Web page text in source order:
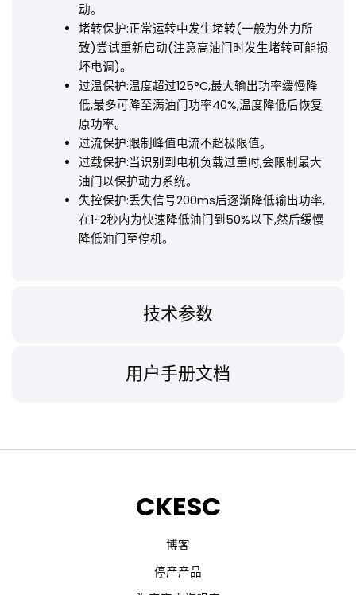
技术参数
用户手册文档
动。
堵转保护:正常运转中发生堵转(一般为外力所
致)尝试重新启动(注意高油门时发生堵转可能损
坏电调)。
过温保护:温度超过125°C,最大输出功率缓慢降
低,最多可降至满油门功率40%,温度降低后恢复
原功率。
过流保护:限制峰值电流不超极限值。
过载保护:当识别到电机负载过重时,会限制最大
油门以保护动力系统。
失控保护:丢失信号200ms后逐渐降低输出功率,
在1~2秒内为快速降低油门到50%以下,然后缓慢
降低油门至停机。
CKESC
博客
停产产品